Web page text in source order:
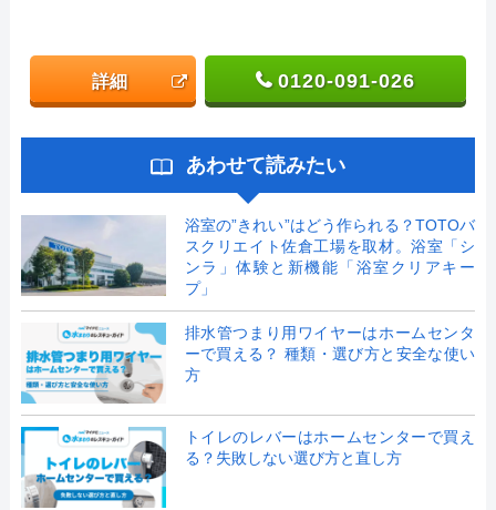
詳細 0120-091-026
あわせて読みたい
浴室の”きれい”はどう作られる？TOTOバ
スクリエイト佐倉工場を取材。浴室「シ
ンラ」体験と新機能「浴室クリアキー
プ」
排水管つまり用ワイヤーはホームセンタ
ーで買える？ 種類・選び方と安全な使い
方
トイレのレバーはホームセンターで買え
る？失敗しない選び方と直し方